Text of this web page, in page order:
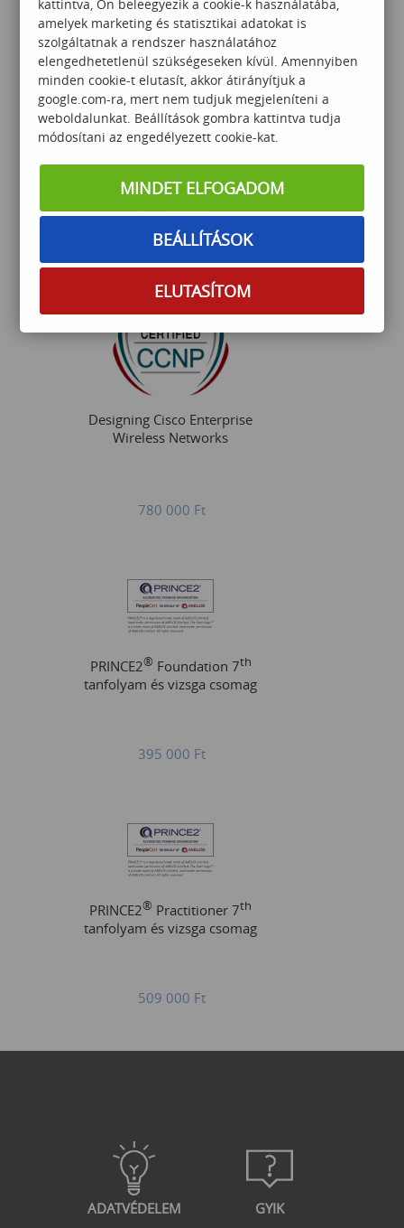
324 000Ft
haladóknak SQL
környezetben
299 000Ft
Designing Cisco Enterprise
Wireless Networks
780 000 Ft
PRINCE2® Foundation 7th
tanfolyam és vizsga csomag
395 000 Ft
PRINCE2® Practitioner 7th
tanfolyam és vizsga csomag
509 000 Ft
ADATVÉDELEM GYIK
kattintva, Ön beleegyezik a cookie-k használatába,
amelyek marketing és statisztikai adatokat is
szolgáltatnak a rendszer használatához
elengedhetetlenül szükségeseken kívül. Amennyiben
minden cookie-t elutasít, akkor átirányítjuk a
google.com-ra, mert nem tudjuk megjeleníteni a
weboldalunkat. Beállítások gombra kattintva tudja
módosítani az engedélyezett cookie-kat.
MINDET ELFOGADOM
BEÁLLÍTÁSOK
ELUTASÍTOM